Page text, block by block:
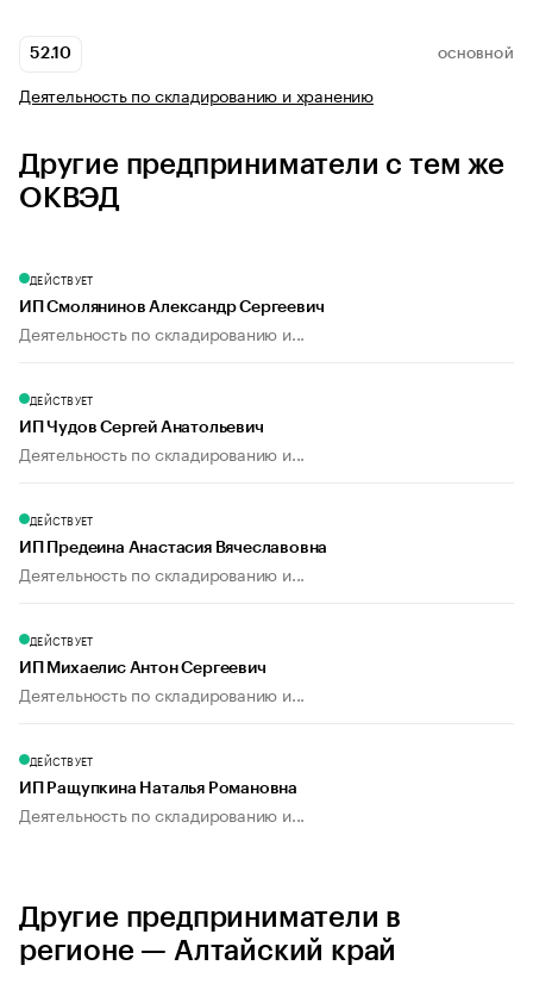
52.10 ОСНОВНОЙ
Деятельность по складированию и хранению
Другие предприниматели с тем же
ОКВЭД
ДЕЙСТВУЕТ
ИП Смолянинов Александр Сергеевич
Деятельность по складированию и...
ДЕЙСТВУЕТ
ИП Чудов Сергей Анатольевич
Деятельность по складированию и...
ДЕЙСТВУЕТ
ИП Предеина Анастасия Вячеславовна
Деятельность по складированию и...
ДЕЙСТВУЕТ
ИП Михаелис Антон Сергеевич
Деятельность по складированию и...
ДЕЙСТВУЕТ
ИП Ращупкина Наталья Романовна
Деятельность по складированию и...
Другие предприниматели в
регионе — Алтайский край